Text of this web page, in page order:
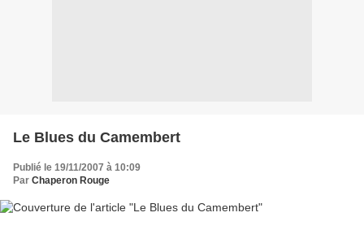
Le Blues du Camembert
Publié le 19/11/2007 à 10:09
Par Chaperon Rouge